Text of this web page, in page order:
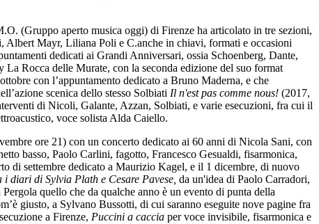
(Gruppo aperto musica oggi) di Firenze ha articolato in tre sezioni,
Albert Mayr, Liliana Poli e C.anche in chiavi, formati e occasioni
dedicati ai Grandi Anniversari, ossia Schoenberg, Dante,
Rocca delle Murate, con la seconda edizione del suo format
con l’appuntamento dedicato a Bruno Maderna, e che
scenica dello stesso Solbiati Il n'est pas comme nous! (2017,
di Nicoli, Galante, Azzan, Solbiati, e varie esecuzioni, fra cui il
voce solista Alda Caiello.
ore 21) con un concerto dedicato ai 60 anni di Nicola Sani, con
basso, Paolo Carlini, fagotto, Francesco Gesualdi, fisarmonica,
di settembre dedicato a Maurizio Kagel, e il 1 dicembre, di nuovo
di Sylvia Plath e Cesare Pavese, da un'idea di Paolo Carradori,
quello che da qualche anno è un evento di punta della
giusto, a Sylvano Bussotti, di cui saranno eseguite nove pagine fra
a Firenze, Puccini a caccia per voce invisibile, fisarmonica e